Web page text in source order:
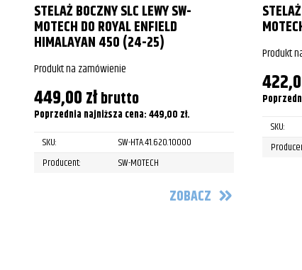
STELAŻ BOCZNY SLC LEWY SW-
MOTECH DO ROYAL ENFIELD
HIMALAYAN 450 (24-25)
Produkt na zamówienie
449,00złbrutto
Poprzednia najniższa cena:449,00 zł.
SKU:
SW-HTA.41.620.10000
Producent:
SW-MOTECH
ZOBACZ
Produkt
SKU: